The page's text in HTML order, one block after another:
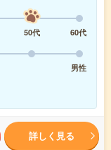
50代
60代
男性
詳しく見る